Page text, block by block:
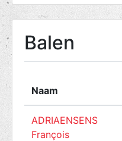
Balen
Naam
ADRIAENSENS
François